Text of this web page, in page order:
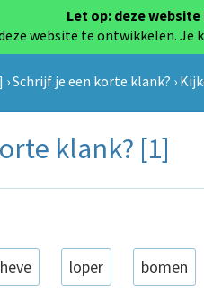
Let op: deze
website te ontwikkelen. Je
›Schrijf je een korte klank? ›
klank? [1]
loper bomen